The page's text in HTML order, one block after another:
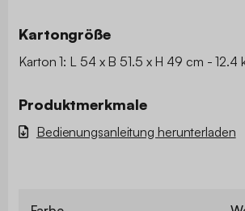
Kartongröße
Karton 1: L 54 x B 51.5 x H 49 cm - 12.4
Produktmerkmale
Bedienungsanleitung herunterladen